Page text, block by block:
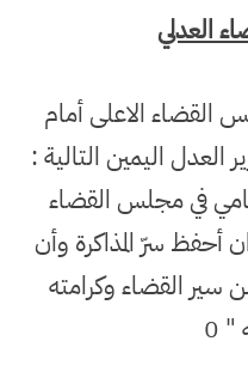
العدلي
القضاء الاعلى أمام
اليمين التالية :
في مجلس القضاء
سرّ المذاكرة وأن
القضاء وكرامته